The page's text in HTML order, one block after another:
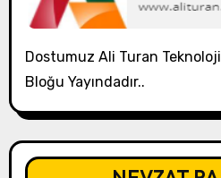
Dostumuz Ali Turan
Bloğu Yayındadır..